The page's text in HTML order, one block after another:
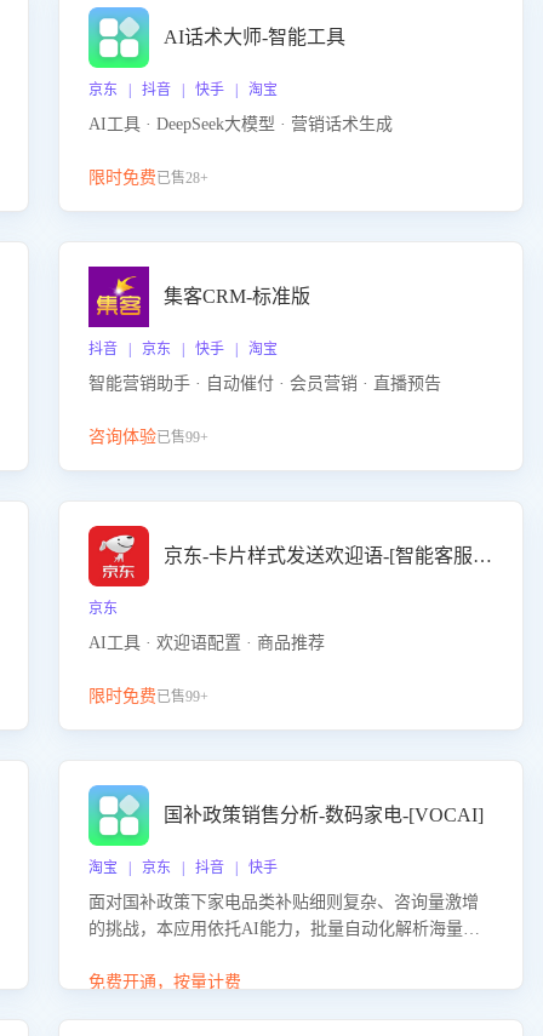
AI话术大师-智能工具
京东 | 抖音 | 快手 | 淘宝
AI工具 · DeepSeek大模型 · 营销话术生成
限时免费已售28+
集客CRM-标准版
抖音 | 京东 | 快手 | 淘宝
智能营销助手 · 自动催付 · 会员营销 · 直播预告
咨询体验已售99+
京东-卡片样式发送欢迎语-[智能客服机器人]
京东
AI工具 · 欢迎语配置 · 商品推荐
限时免费已售99+
国补政策销售分析-数码家电-[VOCAI]
淘宝 | 京东 | 抖音 | 快手
面对国补政策下家电品类补贴细则复杂、咨询量激增
的挑战，本应用依托AI能力，批量自动化解析海量客
政策的关注焦点与购买意向，深度洞察决策动因。同
免费开通，按量计费